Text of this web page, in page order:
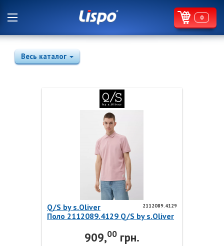
0
Весь каталог
2112089.4129
Q/S by s.Oliver
Поло 2112089.4129 Q/S by s.Oliver
909,00 грн.